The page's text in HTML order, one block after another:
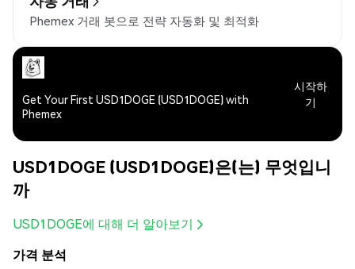
Phemex 거래 봇으로 전략 자동화 및 최적화
Get Your First USD1DOGE (USD1DOGE) with
Phemex
시작하
기
USD1DOGE (USD1DOGE)은(는) 무엇입니
까
USD1DOGE에 대해 더 알아보기
가격 분석